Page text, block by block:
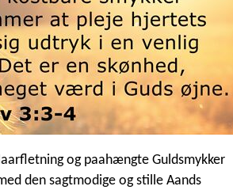
og paahængte Guldsmykker
den sagtmodige og stille Aands